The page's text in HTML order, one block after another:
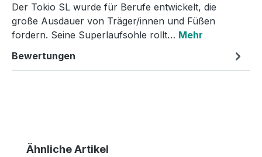
Der Tokio SL wurde für Berufe entwickelt, die
große Ausdauer von Träger/innen und Füßen
fordern. Seine Superlaufsohle rollt… Mehr
Bewertungen
Produktgalerie überspringen
Ähnliche Artikel